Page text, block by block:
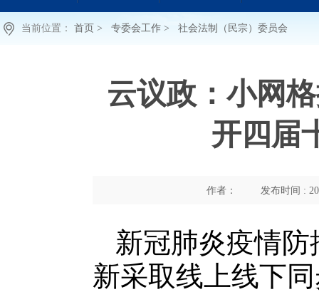
当前位置： 首页 > 专委会工作 > 社会法制（民宗）委员会
云议政：小网
开四届
作者： 发布时间 :
新冠肺炎疫情
新采取线上线下